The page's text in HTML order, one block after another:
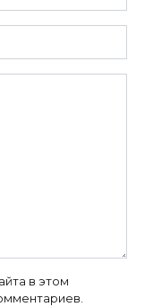
в этом